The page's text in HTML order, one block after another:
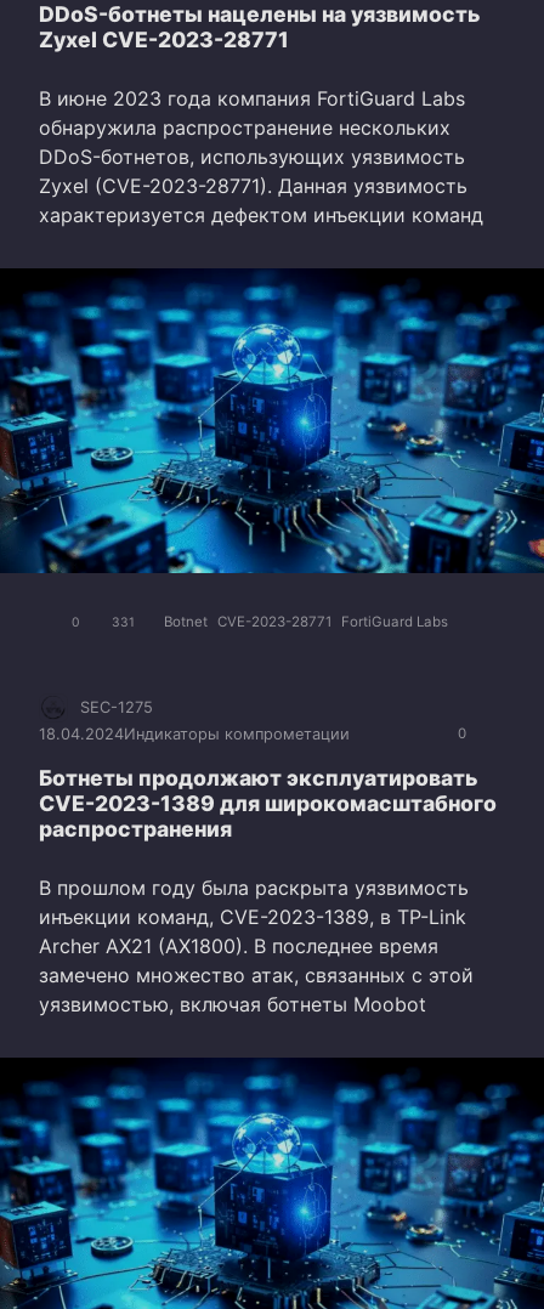
DDoS-ботнеты нацелены на уязвимость
Zyxel CVE-2023-28771
В июне 2023 года компания FortiGuard Labs
обнаружила распространение нескольких
DDoS-ботнетов, использующих уязвимость
Zyxel (CVE-2023-28771). Данная уязвимость
характеризуется дефектом инъекции команд
0 331 Botnet CVE-2023-28771 FortiGuard Labs
0
SEC-1275
18.04.2024Индикаторы компрометации
Ботнеты продолжают эксплуатировать
CVE-2023-1389 для широкомасштабного
распространения
В прошлом году была раскрыта уязвимость
инъекции команд, CVE-2023-1389, в TP-Link
Archer AX21 (AX1800). В последнее время
замечено множество атак, связанных с этой
уязвимостью, включая ботнеты Moobot